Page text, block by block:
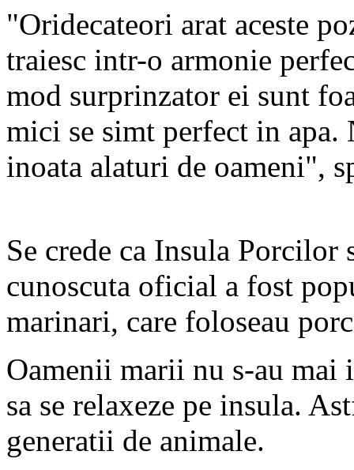
"Oridecateori arat aceste
traiesc intr-o armonie
mod surprinzator ei sunt
mici se simt perfect in apa.
inoata alaturi de oameni",
Se crede ca Insula
cunoscuta oficial a fost
marinari, care foloseau
Oamenii marii nu s-au mai
sa se relaxeze pe insula.
generatii de animale.